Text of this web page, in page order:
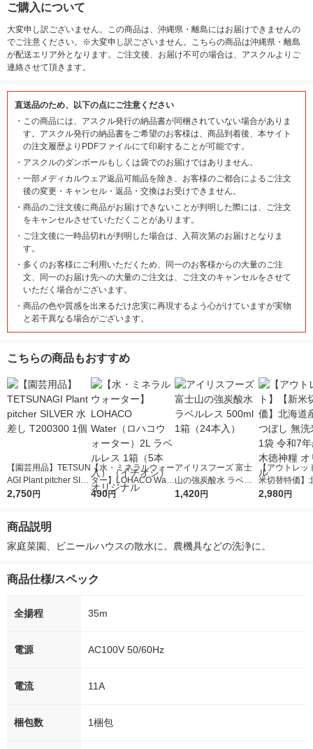
ご購入について
大変申し訳ございません。この商品は、沖縄県・離島にはお届けできませんの
でご注意ください。※大変申し訳ございません。こちらの商品は沖縄県・離島
が配送エリア外となります。ご注文後、お届け不可の場合は、アスクルよりご
連絡させて頂きます。
直送品のため、以下の点にご注意ください
・ この商品には、アスクル発行の納品書が同梱されていない場合がありま
す。アスクル発行の納品書をご希望のお客様は、商品到着後、本サイト
の注文履歴よりPDFファイルにて印刷することが可能です。
・ アスクルのダンボールもしくは袋でのお届けではありません。
・ 一部メディカルウェア返品可能品を除き、お客様のご都合によるご注文
後の変更・キャンセル・返品・交換はお受けできません。
・ 商品のご注文後に商品がお届けできないことが判明した際には、ご注文
をキャンセルさせていただくことがあります。
・ ご注文後に一時品切れが判明した場合は、入荷次第のお届けとなりま
す。
・ 多くのお客様にご利用いただくため、同一のお客様からの大量のご注
文、同一のお届け先への大量のご注文は、ご注文のキャンセルをさせて
いただく場合がございます。
・ 商品の色や質感を出来るだけ忠実に再現するよう心がけていますが実物
と若干異なる場合がございます。
こちらの商品もおすすめ
【園芸用品】TETSUN
AGI Plant pitcher SILV
ER 水差し T200300 1
2,750円
【水・ミネラルウォー
ター】LOHACO Wate
r（ロハコウォータ
490円
アイリスフーズ 富士
山の強炭酸水 ラベル
レス 500ml 1箱（24
1,420円
【アウトレッ
米切替特価】
ななつぼし 無
2,980円
商品説明
家庭菜園、ビニールハウスの散水に。農機具などの洗浄に。
商品仕様/スペック
全揚程 35m
電源 AC100V 50/60Hz
電流 11A
梱包数 1梱包